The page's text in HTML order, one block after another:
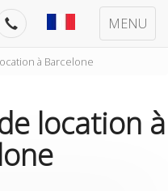
MENU
à Barcelone
location à